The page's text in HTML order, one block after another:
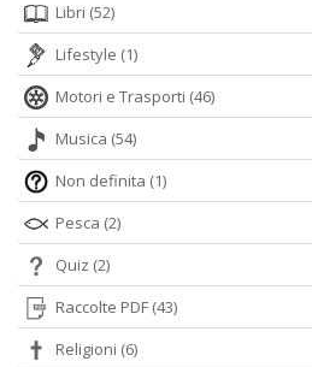
Libri (52)
Lifestyle (1)
Motori e Trasporti (46)
Musica (54)
Non definita (1)
Pesca (2)
Quiz (2)
Raccolte PDF (43)
Religioni (6)